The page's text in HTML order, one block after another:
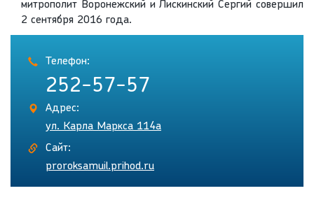
митрополит Воронежский и Лискинский Сергий совершил
2 сентября 2016 года.
Телефон:
252-57-57
Адрес:
ул. Карла Маркса 114а
Сайт:
proroksamuil.prihod.ru